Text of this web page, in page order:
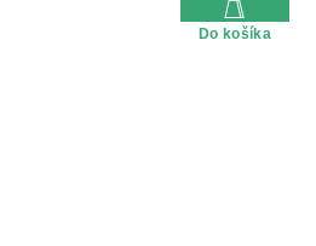
Do košíka